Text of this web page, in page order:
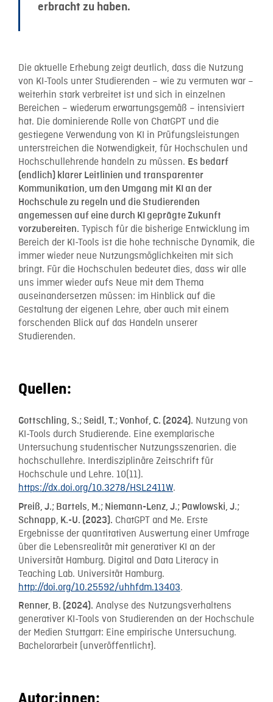
erbracht zu haben.
Die aktuelle Erhebung zeigt deutlich, dass die Nutzung
von KI-Tools unter Studierenden – wie zu vermuten war –
weiterhin stark verbreitet ist und sich in einzelnen
Bereichen – wiederum erwartungsgemäß – intensiviert
hat. Die dominierende Rolle von ChatGPT und die
gestiegene Verwendung von KI in Prüfungsleistungen
unterstreichen die Notwendigkeit, für Hochschulen und
Hochschullehrende handeln zu müssen. Es bedarf
(endlich) klarer Leitlinien und transparenter
Kommunikation, um den Umgang mit KI an der
Hochschule zu regeln und die Studierenden
angemessen auf eine durch KI geprägte Zukunft
vorzubereiten. Typisch für die bisherige Entwicklung im
Bereich der KI-Tools ist die hohe technische Dynamik, die
immer wieder neue Nutzungsmöglichkeiten mit sich
bringt. Für die Hochschulen bedeutet dies, dass wir alle
uns immer wieder aufs Neue mit dem Thema
auseinandersetzen müssen: im Hinblick auf die
Gestaltung der eigenen Lehre, aber auch mit einem
forschenden Blick auf das Handeln unserer
Studierenden.
Quellen:
Gottschling, S.; Seidl, T.; Vonhof, C. (2024). Nutzung von
KI-Tools durch Studierende. Eine exemplarische
Untersuchung studentischer Nutzungsszenarien. die
hochschullehre. Interdisziplinäre Zeitschrift für
Hochschule und Lehre. 10(11).
https://dx.doi.org/10.3278/HSL2411W.
Preiß, J.; Bartels, M.; Niemann-Lenz, J.; Pawlowski, J.;
Schnapp, K.-U. (2023). ChatGPT and Me. Erste
Ergebnisse der quantitativen Auswertung einer Umfrage
über die Lebensrealität mit generativer KI an der
Universität Hamburg. Digital and Data Literacy in
Teaching Lab. Universität Hamburg.
http://doi.org/10.25592/uhhfdm.13403.
Renner, B. (2024). Analyse des Nutzungsverhaltens
generativer KI-Tools von Studierenden an der Hochschule
der Medien Stuttgart: Eine empirische Untersuchung.
Bachelorarbeit (unveröffentlicht).